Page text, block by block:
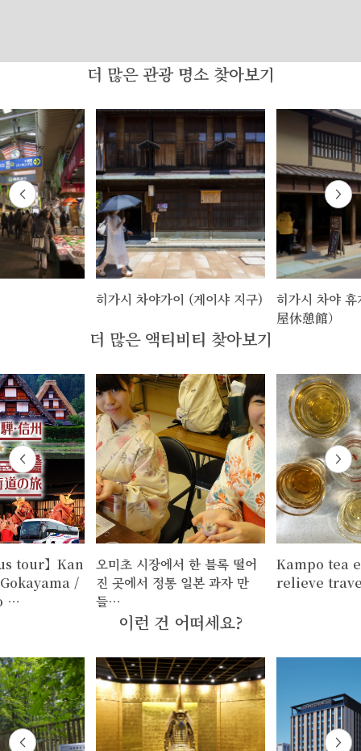
더 많은 관광 명소 찾아보기
히가시 차야가이 (게이샤 지구)
히가시 차야
屋休憩館）
더 많은 액티비티 찾아보기
tour】Kan
/
…
오미초 시장에서 한 블록 떨어
진 곳에서 정통 일본 과자 만
들…
Kampo tea
relieve
이런 건 어떠세요?